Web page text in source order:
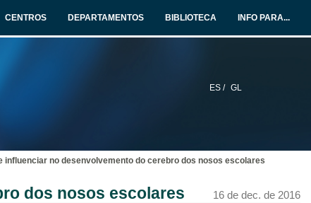
CENTROS DEPARTAMENTOS BIBLIOTECA INFO PARA...
ES / GL
influenciar no desenvolvemento do cerebro dos nosos escolares
dos nosos escolares 16 de dec. de 2016